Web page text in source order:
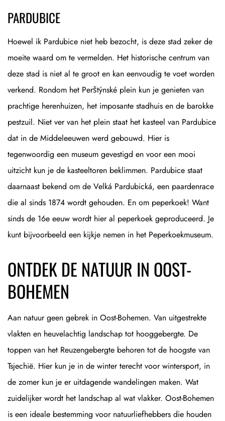
PARDUBICE
Hoewel ik Pardubice niet heb bezocht, is deze stad zeker de
moeite waard om te vermelden. Het historische centrum van
deze stad is niet al te groot en kan eenvoudig te voet worden
verkend. Rondom het Perštýnské plein kun je genieten van
prachtige herenhuizen, het imposante stadhuis en de barokke
pestzuil. Niet ver van het plein staat het kasteel van Pardubice
dat in de Middeleeuwen werd gebouwd. Hier is
tegenwoordig een museum gevestigd en voor een mooi
uitzicht kun je de kasteeltoren beklimmen. Pardubice staat
daarnaast bekend om de Velká Pardubická, een paardenrace
die al sinds 1874 wordt gehouden. En om peperkoek! Want
sinds de 16e eeuw wordt hier al peperkoek geproduceerd. Je
kunt bijvoorbeeld een kijkje nemen in het Peperkoekmuseum.
ONTDEK DE NATUUR IN OOST-
BOHEMEN
Aan natuur geen gebrek in Oost-Bohemen. Van uitgestrekte
vlakten en heuvelachtig landschap tot hooggebergte. De
toppen van het Reuzengebergte behoren tot de hoogste van
Tsjechië. Hier kun je in de winter terecht voor wintersport, in
de zomer kun je er uitdagende wandelingen maken. Wat
zuidelijker wordt het landschap al wat vlakker. Oost-Bohemen
is een ideale bestemming voor natuurliefhebbers die houden